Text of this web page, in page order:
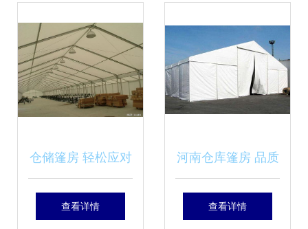
仓储篷房 轻松应对
风雨天气的实用利
查看详情
河南仓库篷房 品质
仓储篷房当选通创
查看详情